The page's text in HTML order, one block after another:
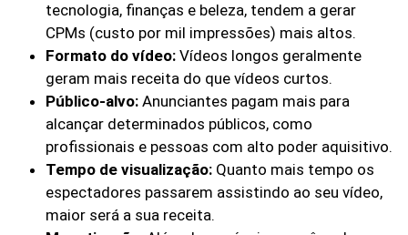
tecnologia, finanças e beleza, tendem a gerar
CPMs (custo por mil impressões) mais altos.
Formato do vídeo: Vídeos longos geralmente
geram mais receita do que vídeos curtos.
Público-alvo: Anunciantes pagam mais para
alcançar determinados públicos, como
profissionais e pessoas com alto poder aquisitivo.
Tempo de visualização: Quanto mais tempo os
espectadores passarem assistindo ao seu vídeo,
maior será a sua receita.